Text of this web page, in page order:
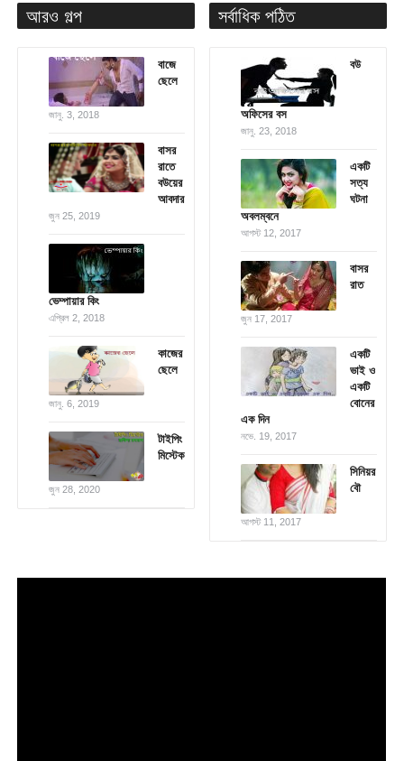
আরও গল্প
বাজে
ছেলে
জানু. 3, 2018
বাসর
রাতে
বউয়ের
আবদার
জুন 25, 2019
ভেম্পায়ার কিং
এপ্রিল 2, 2018
কাজের
ছেলে
জানু. 6, 2019
টাইপিং
মিস্টেক
জুন 28, 2020
সর্বাধিক পঠিত
বউ
অফিসের বস
জানু. 23, 2018
একটি
সত্য
ঘটনা
অবলম্বনে
আগস্ট 12, 2017
বাসর
রাত
জুন 17, 2017
একটি
ভাই ও
একটি
বোনের
এক দিন
নভে. 19, 2017
সিনিয়র
বৌ
আগস্ট 11, 2017